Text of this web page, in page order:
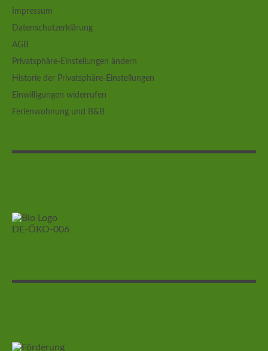
Impressum
Datenschutzerklärung
AGB
Privatsphäre-Einstellungen ändern
Historie der Privatsphäre-Einstellungen
Einwilligungen widerrufen
Ferienwohnung und B&B
DE-ÖKO-006